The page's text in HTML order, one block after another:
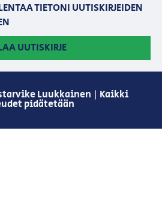
TIETONI UUTISKIRJEIDEN
UUTISKIRJE
Luukkainen | Kaikki
pidätetään